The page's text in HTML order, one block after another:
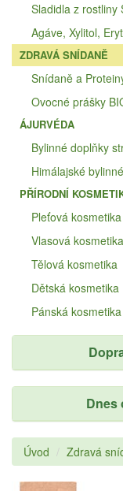
Sladidla z rostliny
Agáve, Xylitol,
ZDRAVÁ SNÍDANĚ
Snídaně a
Ovocné prášky
ÁJURVÉDA
Bylinné doplňky
Himálajské
PŘÍRODNÍ
Pleťová kosmetika
Vlasová kosmetika
Tělová kosmetika
Dětská kosmetika
Pánská kosmetika
Dnes
Úvod Zdravá